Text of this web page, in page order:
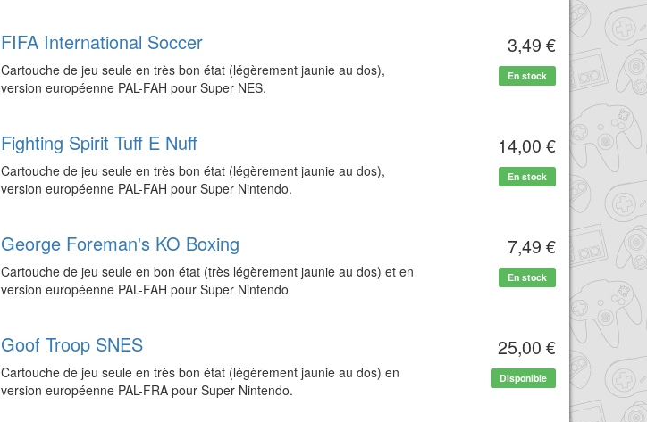
FIFA International Soccer
Cartouche de jeu seule en très bon état (légèrement jaunie au dos),
version européenne PAL-FAH pour Super NES.
3,49 €
En stock
Fighting Spirit Tuff E Nuff
Cartouche de jeu seule en très bon état (légèrement jaunie au dos),
version européenne PAL-FAH pour Super Nintendo.
14,00 €
En stock
George Foreman's KO Boxing
Cartouche de jeu seule en bon état (très légèrement jaunie au dos) et en
version européenne PAL-FAH pour Super Nintendo
7,49 €
En stock
Goof Troop SNES
Cartouche de jeu seule en très bon état (légèrement jaunie au dos) en
version européenne PAL-FRA pour Super Nintendo.
25,00 €
Disponible